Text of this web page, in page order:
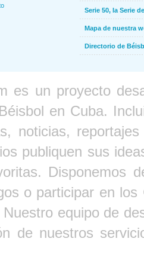
Serie 50, la Serie
Mapa de nuestra
Directorio de
es un proyecto
en Cuba.
noticias,
publiquen sus
Disponemos
o participar en
equipo de
de nuestros